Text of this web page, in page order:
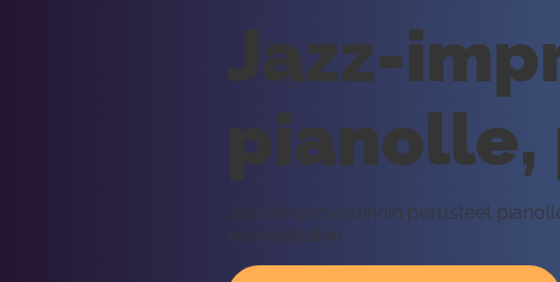
Jazz-
Jazz-improvisoinnin perusteet
konventioihin.